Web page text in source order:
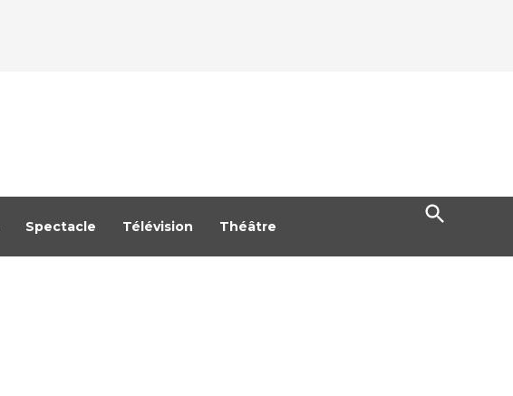
Spectacle Télévision Théâtre
Open
Search